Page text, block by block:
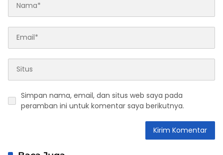
Simpan nama, email, dan situs web saya pada
peramban ini untuk komentar saya berikutnya.